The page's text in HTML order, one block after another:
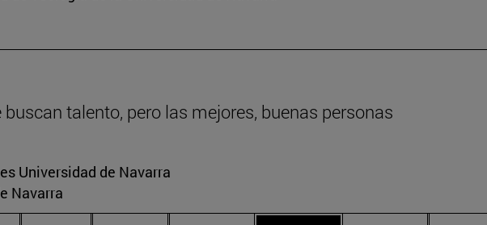
talento, pero las mejores, buenas personas
Universidad de Navarra
Navarra